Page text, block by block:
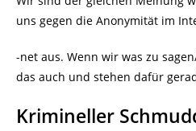
uns gegen die Anonymität im
-net aus. Wenn wir was zu
das auch und stehen dafür
Krimineller